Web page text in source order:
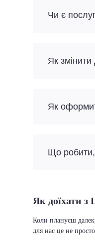
Чи є
Як змінити
Як
Що
Як доїхати з
Коли плануєш
для нас це не